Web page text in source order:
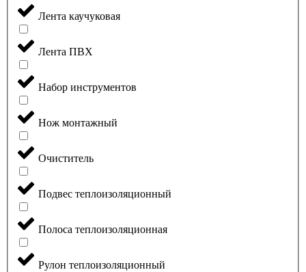
Лента каучуковая
Лента ПВХ
Набор инструментов
Нож монтажный
Очиститель
Подвес теплоизоляционный
Полоса теплоизоляционная
Рулон теплоизоляционный